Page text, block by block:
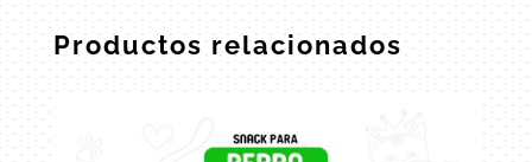
Productos relacionados